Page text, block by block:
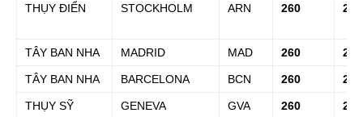
THỤY ĐIỂN STOCKHOLM ARN 260 290
TÂY BAN NHA MADRID MAD 260 290
TÂY BAN NHA BARCELONA BCN 260 290
THỤY SỸ GENEVA GVA 260 290